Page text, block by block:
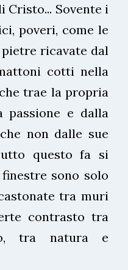
Cristo... Sovente i
poveri, come le
ricavate dal
cotti nella
trae la propria
passione e dalla
non dalle sue
questo fa si
sono solo
tra muri
contrasto tra
tra natura e